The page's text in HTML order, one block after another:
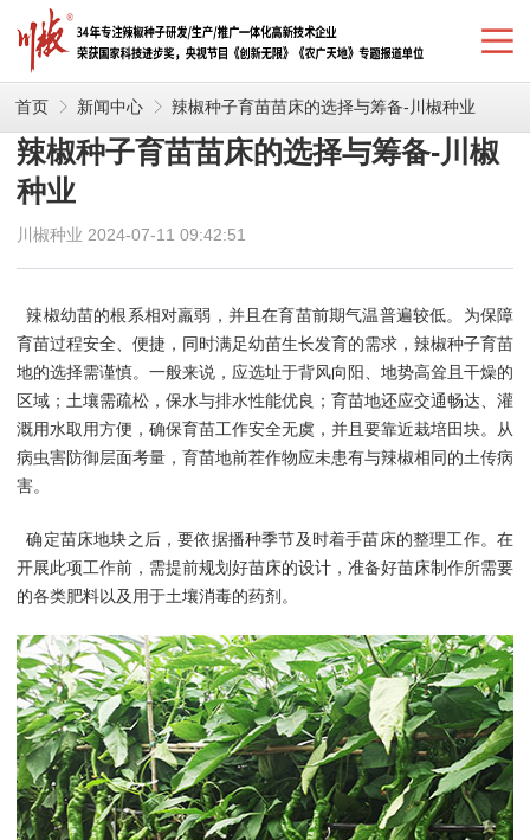
首页 新闻中心 辣椒种子育苗苗床的选择与筹备-川椒种业
辣椒种子育苗苗床的选择与筹备-川椒
种业
川椒种业 2024-07-11 09:42:51
辣椒幼苗的根系相对羸弱，并且在育苗前期气温普遍较低。为保障
育苗过程安全、便捷，同时满足幼苗生长发育的需求， 辣椒种子育苗
地的选择需谨慎。一般来说，应选址于背风向阳、地势高耸且干燥的
区域；土壤需疏松，保水与排水性能优良；育苗地还应交通畅达、灌
溉用水取用方便，确保育苗工作安全无虞，并且要靠近栽培田块。从
病虫害防御层面考量，育苗地前茬作物应未患有与辣椒相同的土传病
害。
确定苗床地块之后，要依据播种季节及时着手苗床的整理工作。在
开展此项工作前，需提前规划好苗床的设计，准备好苗床制作所需要
的各类肥料以及用于土壤消毒的药剂。